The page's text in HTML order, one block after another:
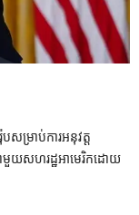
ម្រាប់​ការ​អនុវត្ត​
មួយ​សហរដ្ឋអាមេរិក​ដោយ​